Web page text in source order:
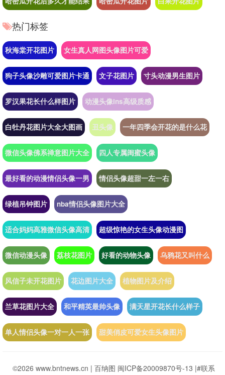
热门标签
秋海棠开花图片 女生真人网图头像图片可爱
狗子头像沙雕可爱图片卡通 文子花图片 寸头动漫男生图片
罗汉果花长什么样图片 动漫头像ins高级质感
白牡丹花图片大全大图画 丑头像 一年四季会开花的是什么花
微信头像佛系禅意图片大全 四人专属闺蜜头像
最好看的动漫情侣头像一男 情侣头像超甜一左一右
绿植吊钟图片 nba情侣头像图片大全
适合妈妈高雅微信头像高清 超级惊艳的女生头像动漫图
微信动漫头像 荔枝花图片 好看的动物头像 乌鸦花又叫什么
风信子未开花图片 花边图片大全 植物图片及介绍
兰草花图片大全 和平精英最帅头像 满天星开花长什么样子
单人情侣头像一对一人一张 甜美俏皮可爱女生头像图片
©2026 www.bntnews.cn | 百纳图 闽ICP备20009870号-13 |#联系